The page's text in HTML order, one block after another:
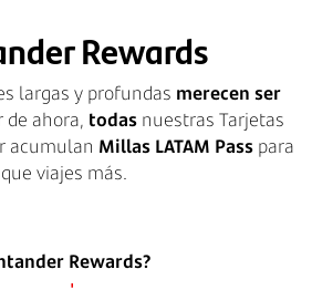
Rewards
largas y profundas merecen ser
de ahora, todasnuestras Tarjetas
acumulan Millas LATAM Pass para
que viajes más.
Rewards?